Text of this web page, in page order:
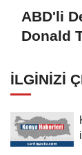
ABD'li
Donald
İLGINIZI